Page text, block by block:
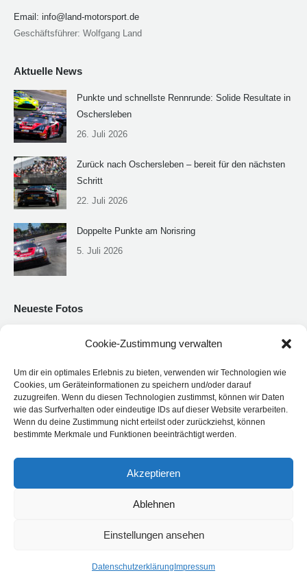
Cookie-Zustimmung verwalten
Um dir ein optimales Erlebnis zu bieten, verwenden wir Technologien wie
Cookies, um Geräteinformationen zu speichern und/oder darauf
zuzugreifen. Wenn du diesen Technologien zustimmst, können wir Daten
wie das Surfverhalten oder eindeutige IDs auf dieser Website verarbeiten.
Wenn du deine Zustimmung nicht erteilst oder zurückziehst, können
bestimmte Merkmale und Funktionen beeinträchtigt werden.
Akzeptieren
Ablehnen
Einstellungen ansehen
Datenschutzerklärung Impressum
Email: info@land-motorsport.de
Geschäftsführer: Wolfgang Land
Aktuelle News
Punkte und schnellste Rennrunde: Solide Resultate in
Oschersleben
26. Juli 2026
Zurück nach Oschersleben – bereit für den nächsten
Schritt
22. Juli 2026
Doppelte Punkte am Norisring
5. Juli 2026
Neueste Fotos